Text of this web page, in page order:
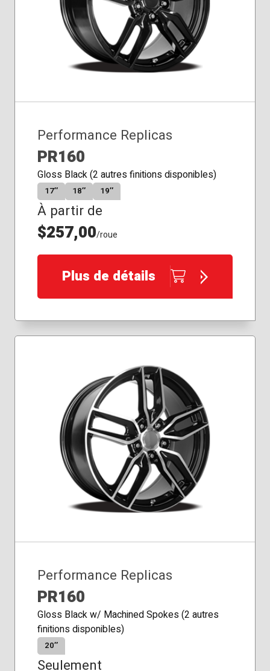
Performance Replicas
PR160
Gloss Black (2 autres finitions disponibles)
17″ 18″ 19″
À partir de
$257,00/roue
Plus de détails
Performance Replicas
PR160
Gloss Black w/ Machined Spokes (2 autres
finitions disponibles)
20″
Seulement